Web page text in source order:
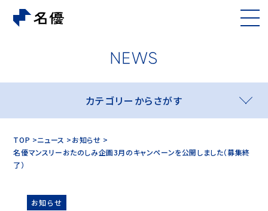
カテゴリーからさがす
TOP ニュース
お知らせ
名優マンスリーおたのしみ企画3月のキャンペーンを公開しました（募集終
了）
お知らせ